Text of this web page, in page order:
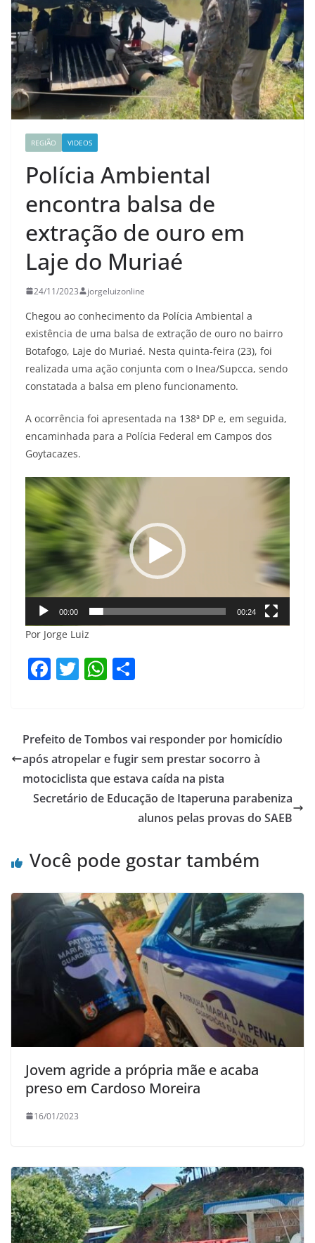
REGIÃO VIDEOS
Polícia Ambiental
encontra balsa de
extração de ouro em
Laje do Muriaé
24/11/2023 jorgeluizonline
Chegou ao conhecimento da Polícia Ambiental a
existência de uma balsa de extração de ouro no bairro
Botafogo, Laje do Muriaé. Nesta quinta-feira (23), foi
realizada uma ação conjunta com o Inea/Supcca, sendo
constatada a balsa em pleno funcionamento.
A ocorrência foi apresentada na 138ª DP e, em seguida,
encaminhada para a Polícia Federal em Campos dos
Goytacazes.
Tocador
de
vídeo
00:00 00:24
Por Jorge Luiz
F
e
b
o
o
T
er
W
s
A
p
p
e
Prefeito de Tombos vai responder por homicídio
após atropelar e fugir sem prestar socorro à
motociclista que estava caída na pista
Secretário de Educação de Itaperuna parabeniza
alunos pelas provas do SAEB
Você pode gostar também
Jovem agride a própria mãe e acaba
preso em Cardoso Moreira
16/01/2023